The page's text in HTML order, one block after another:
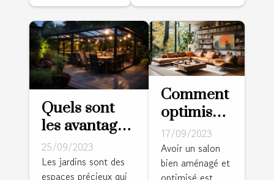
Quels sont
les avantages
d’installer
une pergola
25/09/2023
Les jardins sont des
espaces précieux qui
Comment
optimiser
l'espace
de votre
salle de
17/09/2023
Avoir un salon
bien aménagé et